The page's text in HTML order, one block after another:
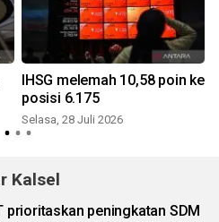
IHSG melemah 10,58 poin ke
posisi 6.175
Selasa, 28 Juli 2026
Kalsel
prioritaskan peningkatan SDM